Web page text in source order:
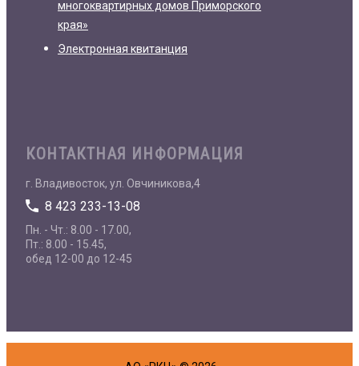
многоквартирных домов Приморского
края»
Электронная квитанция
КОНТАКТНАЯ ИНФОРМАЦИЯ
г. Владивосток, ул. Овчиникова,4
8 423 233-13-08
Пн. - Чт.: 8.00 - 17.00,
Пт.: 8.00 - 15.45,
обед 12-00 до 12-45